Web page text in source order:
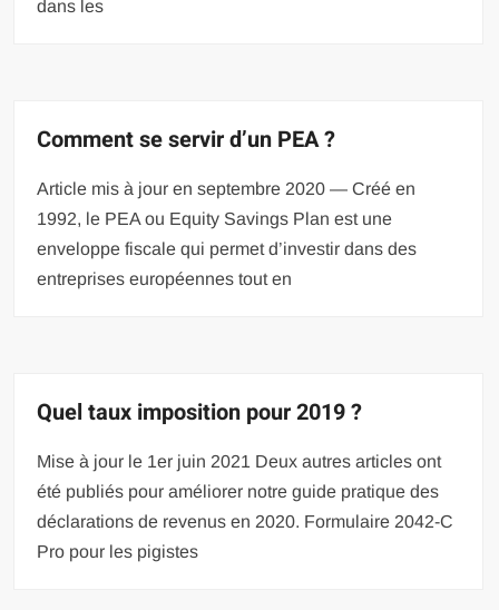
dans les
Comment se servir d’un PEA ?
Article mis à jour en septembre 2020 — Créé en
1992, le PEA ou Equity Savings Plan est une
enveloppe fiscale qui permet d’investir dans des
entreprises européennes tout en
Quel taux imposition pour 2019 ?
Mise à jour le 1er juin 2021 Deux autres articles ont
été publiés pour améliorer notre guide pratique des
déclarations de revenus en 2020. Formulaire 2042-C
Pro pour les pigistes